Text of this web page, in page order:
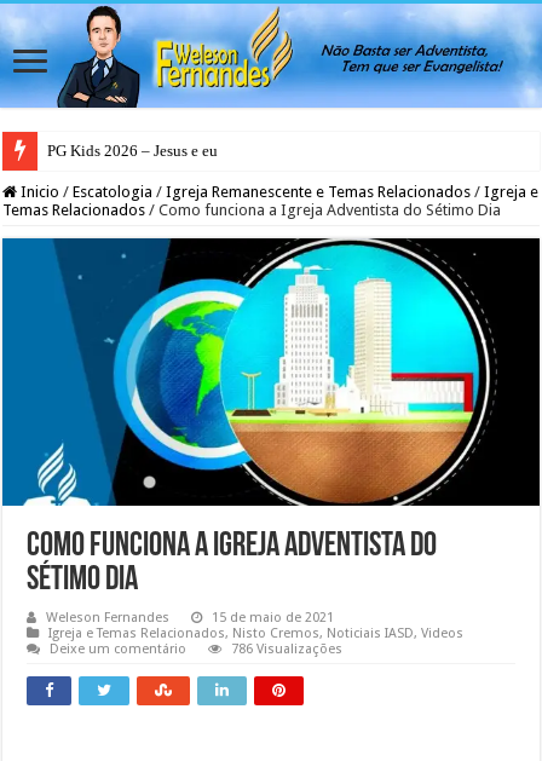
PG Kids 2026 – Jesus e eu
Inicio / Escatologia / Igreja Remanescente e Temas Relacionados / Igreja e
Temas Relacionados / Como funciona a Igreja Adventista do Sétimo Dia
Como funciona a Igreja Adventista do
Sétimo Dia
Weleson Fernandes
15 de maio de 2021
Igreja e Temas Relacionados, Nisto Cremos, Noticiais IASD,Videos
Deixe um comentário
786 Visualizações